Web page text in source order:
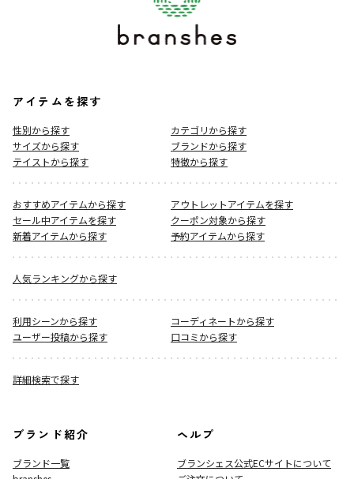
アイテムを探す
性別から探す
カテゴリから探す
サイズから探す
ブランドから探す
テイストから探す
特徴から探す
おすすめアイテムから探す
アウトレットアイテムを探す
セール中アイテムを探す
クーポン対象から探す
新着アイテムから探す
予約アイテムから探す
人気ランキングから探す
利用シーンから探す
コーディネートから探す
ユーザー投稿から探す
口コミから探す
詳細検索で探す
ブランド紹介
ブランド一覧
ヘルプ
ブランシェス公式ECサイトについて